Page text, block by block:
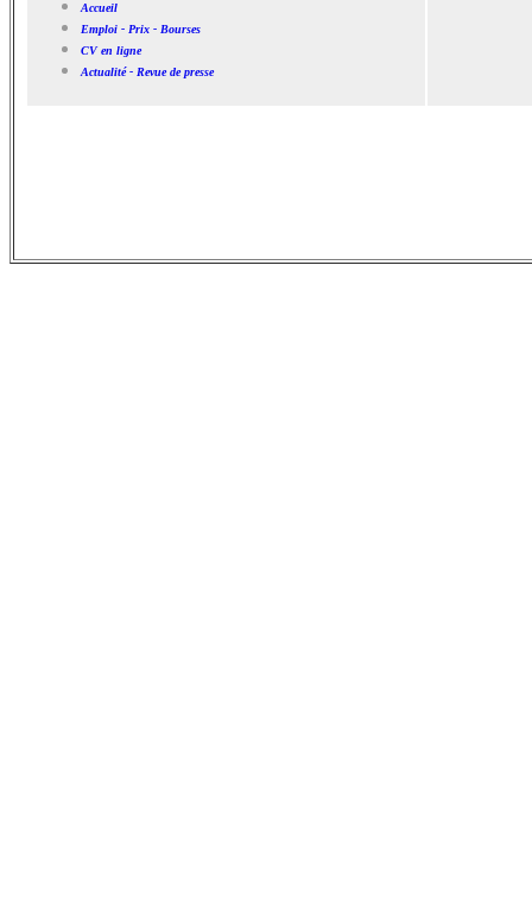
Accueil
Emploi - Prix - Bourses
CV en ligne
Actualité - Revue de presse